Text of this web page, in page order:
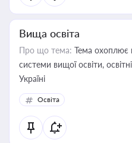
Вища освіта
Про що тема: Тема охоплює
системи вищої освіти,
Україні
Освіта